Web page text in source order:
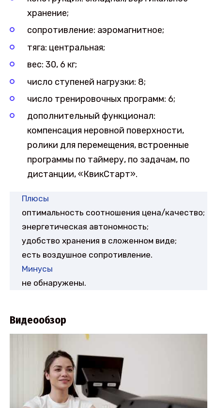
хранение;
сопротивление: аэромагнитное;
тяга: центральная;
вес: 30, 6 кг;
число ступеней нагрузки: 8;
число тренировочных программ: 6;
дополнительный функционал:
компенсация неровной поверхности,
ролики для перемещения, встроенные
программы по таймеру, по задачам, по
дистанции, «КвикСтарт».
Плюсы
оптимальность соотношения цена/качество;
энергетическая автономность;
удобство хранения в сложенном виде;
есть воздушное сопротивление.
Минусы
не обнаружены.
Видеообзор